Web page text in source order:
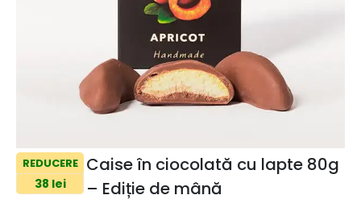
REDUCERE
38 lei
Caise în ciocolată cu lapte 80g
– Ediție de mână